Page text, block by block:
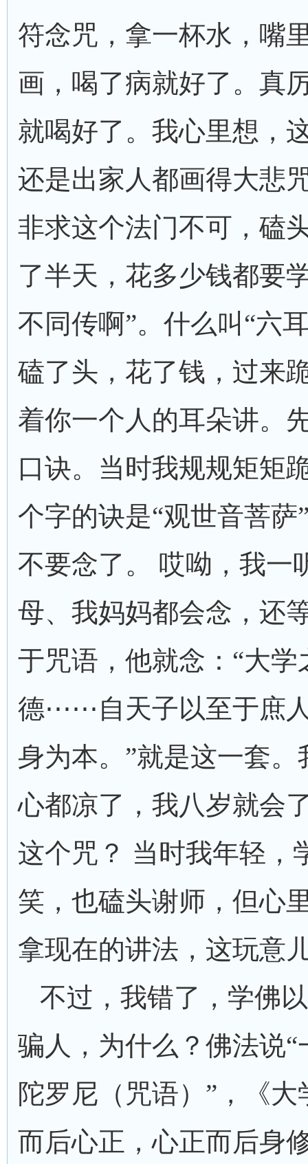
符念咒，拿一杯水，嘴
画，喝了病就好了。真
就喝好了。我心里想，
还是出家人都画得大悲
非求这个法门不可，磕
了半天，花多少钱都要
不同传啊”。什么叫“六
磕了头，花了钱，过来
着你一个人的耳朵讲。
口诀。当时我规规矩矩
个字的诀是“观世音菩萨
不要念了。 哎呦，我一
母、我妈妈都会念，还
于咒语，他就念：“大
德⋯⋯自天子以至于庶
身为本。”就是这一套
心都凉了，我八岁就会
这个咒？ 当时我年轻，
笑，也磕头谢师，但心
拿现在的讲法，这玩意
不过，我错了，学佛
骗人，为什么？佛法说
陀罗尼（咒语）”，《大
而后心正，心正而后身